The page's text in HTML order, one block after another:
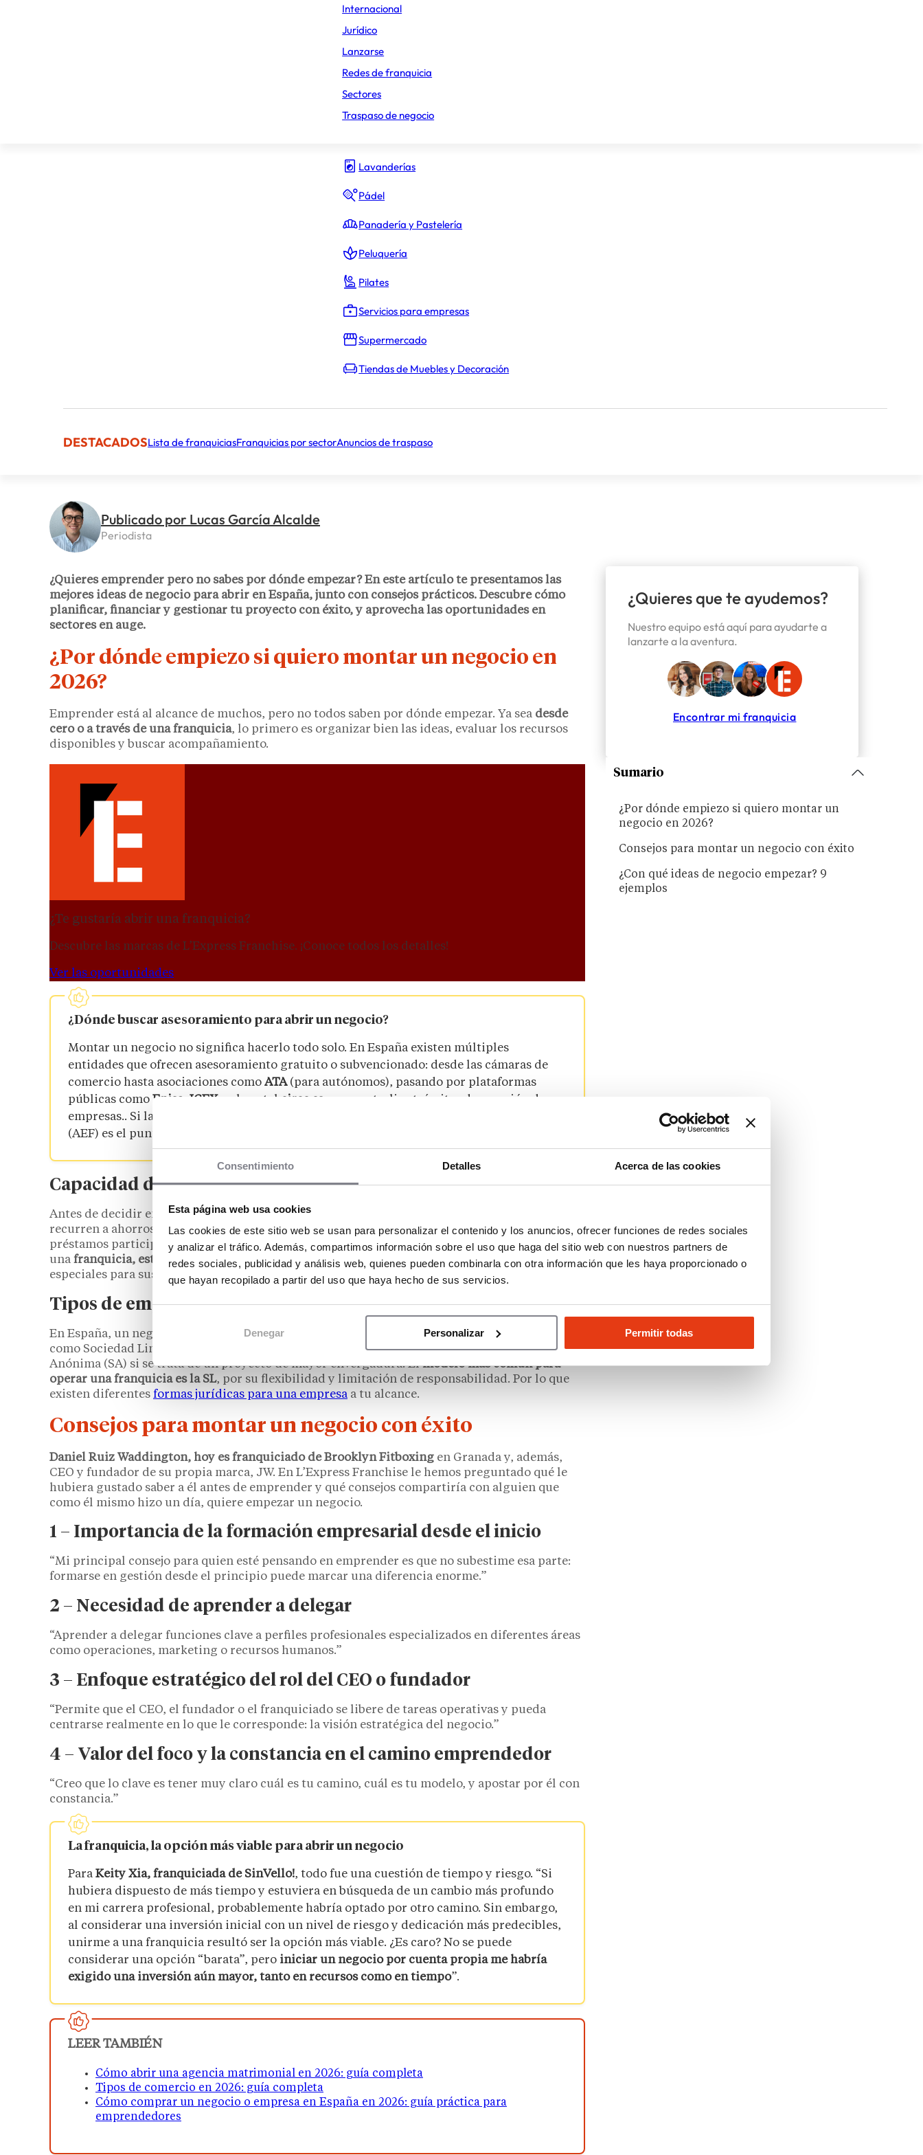
Consentimiento Detalles Acerca de las cookies
Esta página web usa cookies
Las cookies de este sitio web se usan para personalizar el contenido y los anuncios, ofrecer funciones de redes sociales
y analizar el tráfico. Además, compartimos información sobre el uso que haga del sitio web con nuestros partners de
redes sociales, publicidad y análisis web, quienes pueden combinarla con otra información que les haya proporcionado o
que hayan recopilado a partir del uso que haya hecho de sus servicios.
Denegar Personalizar Permitir todas
Hamburguesas
Heladerías
Hostelería y Restauración
Lavanderías
Pádel
Panadería y Pastelería
Peluquería
Pilates
Servicios para empresas
Supermercado
Tiendas de Muebles y Decoración
DESTACADOSLista de franquiciasFranquicias por sectorAnuncios de traspaso
Internacional
Jurídico
Lanzarse
Redes de franquicia
Sectores
Traspaso de negocio
Publicado por Lucas García Alcalde
Periodista
¿Quieres emprender pero no sabes por dónde empezar? En este artículo te presentamos las
mejores ideas de negocio para abrir en España, junto con consejos prácticos. Descubre cómo
planificar, financiar y gestionar tu proyecto con éxito, y aprovecha las oportunidades en
sectores en auge.
¿Por dónde empiezo si quiero montar un negocio en
2026?
Emprender está al alcance de muchos, pero no todos saben por dónde empezar. Ya sea desde
cero o a través de una franquicia, lo primero es organizar bien las ideas, evaluar los recursos
disponibles y buscar acompañamiento.
¿Te gustaría abrir una franquicia?
Descubre las marcas de L’Express Franchise. ¡Conoce todos los detalles!
Ver las oportunidades
¿Dónde buscar asesoramiento para abrir un negocio?
Montar un negocio no significa hacerlo todo solo. En España existen múltiples
entidades que ofrecen asesoramiento gratuito o subvencionado: desde las cámaras de
comercio hasta asociaciones como ATA(para autónomos), pasando por plataformas
públicas como Enisa ICEX o el portal circe.es , que centraliza trámites de creación de
empresas.. Si la idea es entrar en una franquicia, la Asociación Española de la Franquicia
(AEF) es el punto de partida para identificar marcas, modelos y sectores consolidados.
Capacidad de financiación
Antes de decidir en qué invertir, es clave saber con qué se cuenta. Muchos emprendedores
recurren a ahorros personales, pero también existen líneas de ayuda como los microcréditos,
préstamos participativos deEnisao subvenciones autonómicas. Además, si se traba de abrir
una franquicia, estás tienen, en muchos casos, acuerdos con bancosque facilitan condiciones
especiales para sus nuevos franquiciados.
Tipos de empresa posibles: formas jurídicas
En España, un negocio puede arrancar como autónomo (fórmula más rápida y económica),
como Sociedad Limitada (SL), ideal para pequeños negocios con varios socios, o como Sociedad
Anónima (SA) si se trata de un proyecto de mayor envergadura. Elmodelo más común para
operar una franquicia es la SL, por su flexibilidad y limitación de responsabilidad. Por lo que
existen diferentes formas jurídicas para una empresa a tu alcance.
Consejos para montar un negocio con éxito
Daniel Ruiz Waddington, hoy es franquiciado de Brooklyn Fitboxing en Granada y, además,
CEO y fundador de su propia marca, JW. En L’Express Franchise le hemos preguntado qué le
hubiera gustado saber a él antes de emprender y qué consejos compartiría con alguien que
como él mismo hizo un día, quiere empezar un negocio.
1 – Importancia de la formación empresarial desde el inicio
“Mi principal consejo para quien esté pensando en emprender es que no subestime esa parte:
formarse en gestión desde el principio puede marcar una diferencia enorme.”
2 – Necesidad de aprender a delegar
“Aprender a delegar funciones clave a perfiles profesionales especializados en diferentes áreas
como operaciones, marketing o recursos humanos.”
3 – Enfoque estratégico del rol del CEO o fundador
“Permite que el CEO, el fundador o el franquiciado se libere de tareas operativas y pueda
centrarse realmente en lo que le corresponde: la visión estratégica del negocio.”
4 – Valor del foco y la constancia en el camino emprendedor
“Creo que lo clave es tener muy claro cuál es tu camino, cuál es tu modelo, y apostar por él con
constancia.”
La franquicia, la opción más viable para abrir un negocio
Para Keity Xia, franquiciada de SinVello!, todo fue una cuestión de tiempo y riesgo. “Si
hubiera dispuesto de más tiempo y estuviera en búsqueda de un cambio más profundo
en mi carrera profesional, probablemente habría optado por otro camino. Sin embargo,
al considerar una inversión inicial con un nivel de riesgo y dedicación más predecibles,
unirme a una franquicia resultó ser la opción más viable. ¿Es caro? No se puede
considerar una opción “barata”, pero iniciar un negocio por cuenta propia me habría
exigido una inversión aún mayor, tanto en recursos como en tiempo”.
LEER TAMBIÉN
Cómo abrir una agencia matrimonial en 2026: guía completa
Tipos de comercio en 2026: guía completa
Cómo comprar un negocio o empresa en España en 2026: guía práctica para
emprendedores
¿Quieres que te ayudemos?
Nuestro equipo está aquí para ayudarte a
lanzarte a la aventura.
Encontrar mi franquicia
Sumario
¿Por dónde empiezo si quiero montar un
negocio en 2026?
Consejos para montar un negocio con éxito
¿Con qué ideas de negocio empezar? 9
ejemplos